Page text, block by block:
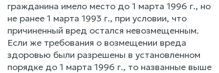
гражданина имело место до 1 марта 1996 г., но
не ранее 1 марта 1993 г., при условии, что
причиненный вред остался невозмещенным.
Если же требования о возмещении вреда
здоровью были разрешены в установленном
порядке до 1 марта 1996 г., то названные выше